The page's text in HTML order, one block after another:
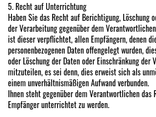
5. Recht auf Unterrichtung
Haben Sie das Recht auf Berichtigung, Löschung
der Verarbeitung gegenüber dem
ist dieser verpflichtet, allen Empfängern, denen
personenbezogenen Daten offengelegt wurden,
oder Löschung der Daten oder Einschränkung der
mitzuteilen, es sei denn, dies erweist sich als
einem unverhältnismäßigen Aufwand verbunden.
Ihnen steht gegenüber dem Verantwortlichen das
Empfänger unterrichtet zu werden.